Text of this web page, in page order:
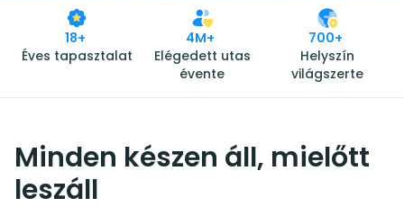
18+
Éves tapasztalat
4M+
Elégedett utas
évente
700+
Helyszín
világszerte
Minden készen áll, mielőtt
leszáll